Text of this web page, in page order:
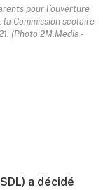
pour l’ouverture
la Commission scolaire
(Photo 2M.Media -
a décidé